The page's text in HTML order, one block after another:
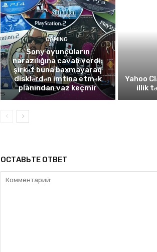
GAMING
Sony oyunçuların
narazılığına cavab verdi:
şirkət buna baxmayaraq
disklərdən imtina etmək
planından vaz keçmir
Yahoo
illik
ОСТАВЬТЕ ОТВЕТ